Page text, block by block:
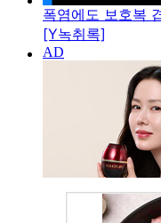
폭염에도 보호복
[Y녹취록]